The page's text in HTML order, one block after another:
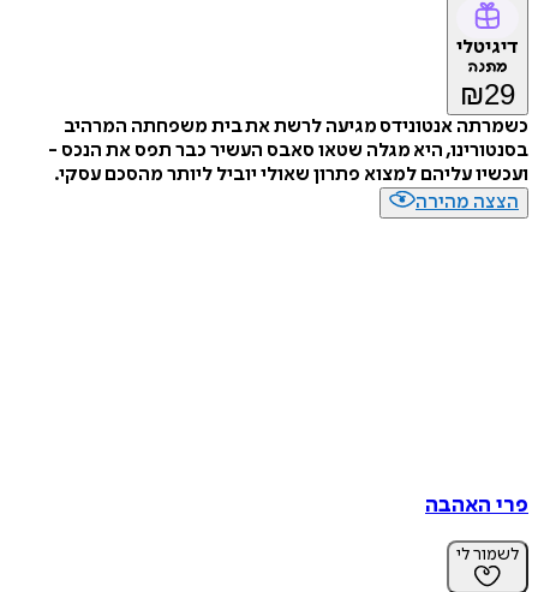
דיגיטלי
מתנה
₪29
כשמרתה אנטונידס מגיעה לרשת את בית משפחתה המרהיב
בסנטורינו, היא מגלה שטאו סאבס העשיר כבר תפס את הנכס -
ועכשיו עליהם למצוא פתרון שאולי יוביל ליותר מהסכם עסקי.
הצצה מהירה
פרי האהבה
לשמור לי